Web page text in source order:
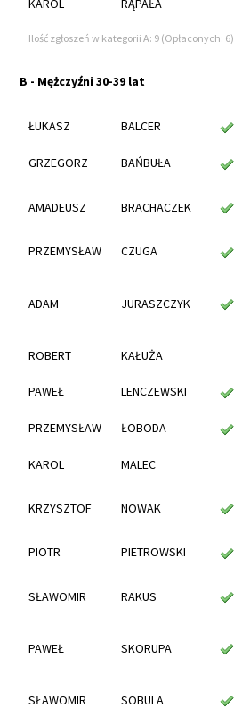
KAROL RĄPAŁA
Ilość zgłoszeń w kategorii A: 9 (Opłaconych: 6)
B - Mężczyźni 30-39 lat
ŁUKASZ BALCER
GRZEGORZ BAŃBUŁA
AMADEUSZ BRACHACZEK
PRZEMYSŁAW CZUGA
ADAM JURASZCZYK
ROBERT KAŁUŻA
PAWEŁ LENCZEWSKI
PRZEMYSŁAW ŁOBODA
KAROL MALEC
KRZYSZTOF NOWAK
PIOTR PIETROWSKI
SŁAWOMIR RAKUS
PAWEŁ SKORUPA
SŁAWOMIR SOBULA